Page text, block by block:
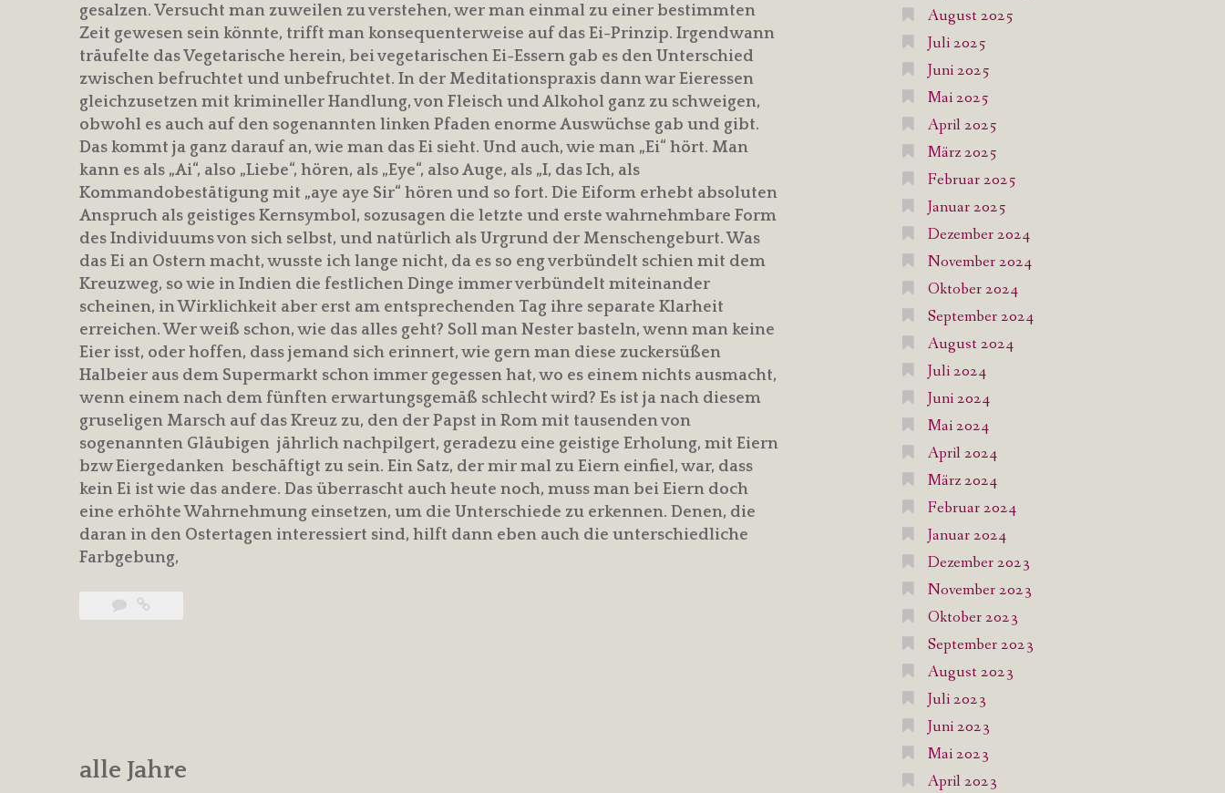
gesalzen. Versucht man zuweilen zu verstehen, wer man einmal zu einer bestimmten
Zeit gewesen sein könnte, trifft man konsequenterweise auf das Ei-Prinzip. Irgendwann
träufelte das Vegetarische herein, bei vegetarischen Ei-Essern gab es den Unterschied
zwischen befruchtet und unbefruchtet. In der Meditationspraxis dann war Eieressen
gleichzusetzen mit krimineller Handlung, von Fleisch und Alkohol ganz zu schweigen,
obwohl es auch auf den sogenannten linken Pfaden enorme Auswüchse gab und gibt.
Das kommt ja ganz darauf an, wie man das Ei sieht. Und auch, wie man „Ei“ hört. Man
kann es als „Ai“, also „Liebe“, hören, als „Eye“, also Auge, als „I, das Ich, als
Kommandobestätigung mit „aye aye Sir“ hören und so fort. Die Eiform erhebt absoluten
Anspruch als geistiges Kernsymbol, sozusagen die letzte und erste wahrnehmbare Form
des Individuums von sich selbst, und natürlich als Urgrund der Menschengeburt. Was
das Ei an Ostern macht, wusste ich lange nicht, da es so eng verbündelt schien mit dem
Kreuzweg, so wie in Indien die festlichen Dinge immer verbündelt miteinander
scheinen, in Wirklichkeit aber erst am entsprechenden Tag ihre separate Klarheit
erreichen. Wer weiß schon, wie das alles geht? Soll man Nester basteln, wenn man keine
Eier isst, oder hoffen, dass jemand sich erinnert, wie gern man diese zuckersüßen
Halbeier aus dem Supermarkt schon immer gegessen hat, wo es einem nichts ausmacht,
wenn einem nach dem fünften erwartungsgemäß schlecht wird? Es ist ja nach diesem
gruseligen Marsch auf das Kreuz zu, den der Papst in Rom mit tausenden von
sogenannten Gläubigen jährlich nachpilgert, geradezu eine geistige Erholung, mit Eiern
bzw Eiergedanken beschäftigt zu sein. Ein Satz, der mir mal zu Eiern einfiel, war, dass
kein Ei ist wie das andere. Das überrascht auch heute noch, muss man bei Eiern doch
eine erhöhte Wahrnehmung einsetzen, um die Unterschiede zu erkennen. Denen, die
daran in den Ostertagen interessiert sind, hilft dann eben auch die unterschiedliche
Farbgebung,
alle Jahre
August 2025
Juli 2025
Juni 2025
Mai 2025
April 2025
März 2025
Februar 2025
Januar 2025
Dezember 2024
November 2024
Oktober 2024
September 2024
August 2024
Juli 2024
Juni 2024
Mai 2024
April 2024
März 2024
Februar 2024
Januar 2024
Dezember 2023
November 2023
Oktober 2023
September 2023
August 2023
Juli 2023
Juni 2023
Mai 2023
April 2023